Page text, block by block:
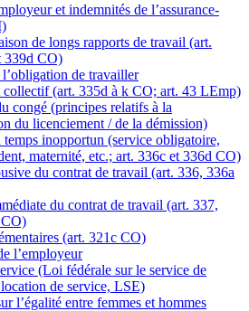
et indemnités de l’assurance-
de longs rapports de travail (art.
339d CO)
de travailler
collectif (art. 335d à k CO; art. 43 LEmp)
congé (principes relatifs à la
du licenciement / de la démission)
inopportun (service obligatoire,
maternité, etc.; art. 336c et 336d CO)
du contrat de travail (art. 336, 336a
du contrat de travail (art. 337,
(art. 321c CO)
l’employeur
(Loi fédérale sur le service de
de service, LSE)
l’égalité entre femmes et hommes